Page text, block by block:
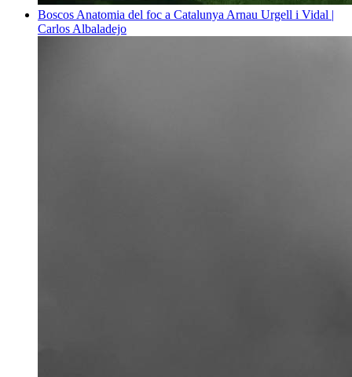
Boscos Anatomia del foc a Catalunya Arnau Urgell i Vidal |
Carlos Albaladejo